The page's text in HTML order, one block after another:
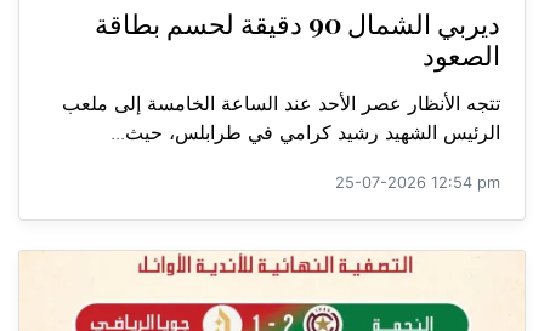
ديربي الشمال 90 دقيقة لحسم بطاقة
الصعود
تتجه الأنظار عصر الأحد عند الساعة الخامسة إلى ملعب
الرئيس الشهيد رشيد كرامي في طرابلس، حيث...
25-07-2026 12:54 pm